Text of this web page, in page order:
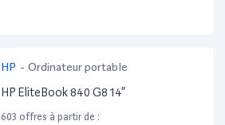
HP - Ordinateur portable
HP EliteBook 840 G8 14”
603 offres à partir de :